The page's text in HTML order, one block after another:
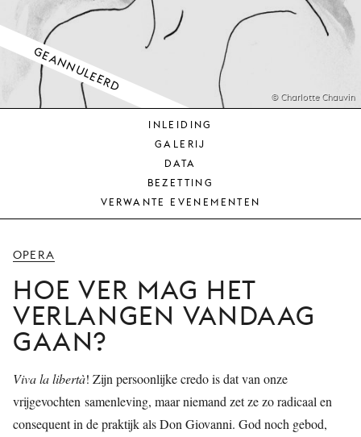
JONG
PUBLIEK
ONS
© Charlotte Chauvin
GEANNULEERD
INLEIDING
GALERIJ
DATA
BEZETTING
VERWANTE EVENEMENTEN
OPERA
HOE VER MAG HET
VERLANGEN VANDAAG
GAAN?
Viva la libertà! Zijn persoonlijke credo is dat van onze
vrijgevochten samenleving, maar niemand zet ze zo radicaal en
consequent in de praktijk als Don Giovanni. God noch gebod,